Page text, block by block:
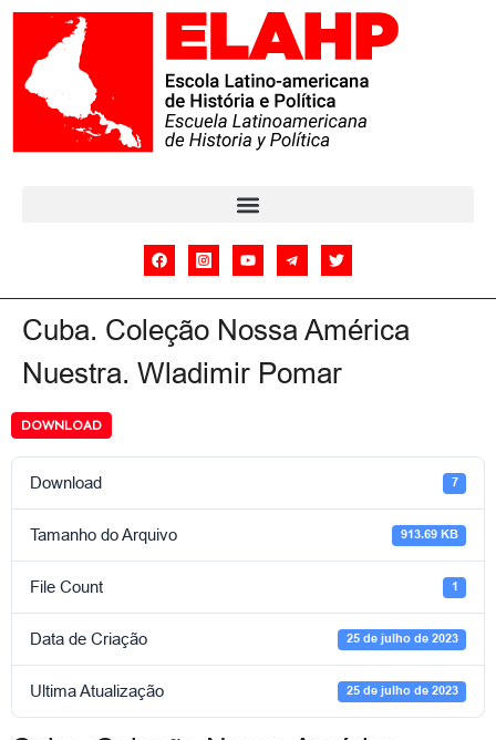
Cuba. Coleção Nossa América
Nuestra. Wladimir Pomar
DOWNLOAD
Download 7
Tamanho do Arquivo 913.69 KB
File Count 1
Data de Criação 25 de julho de 2023
Ultima Atualização 25 de julho de 2023